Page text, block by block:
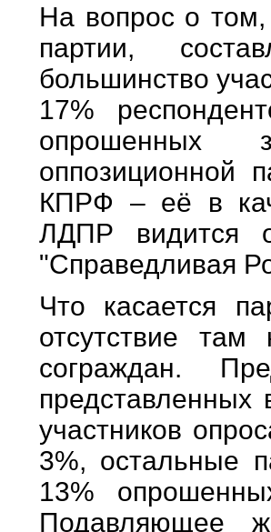
На вопрос о
партии,
большинство
17%
опрошенных
оппозиционной
КПРФ – её в
ЛДПР видится
"Справедливая
Что касается
отсутствие
сограждан.
участников
3%, остальные
13%
Подавляющее